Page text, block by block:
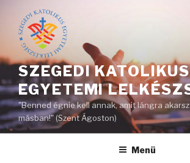
Tartalomhoz
SZEGEDI KATOLIKUS
EGYETEMI
"Benned égnie kell annak, amit lángra
másban!" (Szent Ágoston)
Menü